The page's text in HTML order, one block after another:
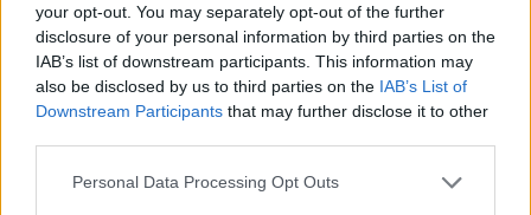
your opt-out. You may separately opt-out of the further
disclosure of your personal information by third parties on the
IAB’s list of downstream participants. This information may
also be disclosed by us to third parties on the IAB’s List of
Downstream Participants that may further disclose it to other
Personal Data Processing Opt Outs
Για σχόλια, μηνύματα ή φωτογραφικό υλικό
σχετικά με τοMad.gr, επισκεφτείτε μας στο
Facebook, επικοινωνήστε μέσωTwitterή
ακολουθήστε μας στο Instagram.
beauty bella Hadid